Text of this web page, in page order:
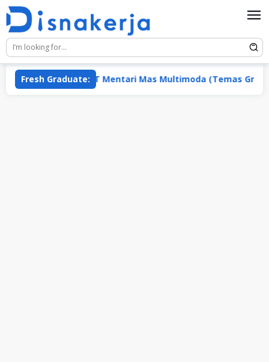
Skip
content
Fresh Graduate:PT Mentari Mas Multimoda (Temas Group)